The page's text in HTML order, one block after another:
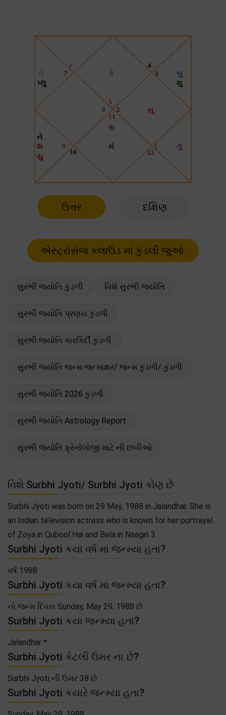
ઉત્તર દક્ષિણ
સુરભી જ્યોતિ કુંડળી વિશે સુરભી જ્યોતિ
સુરભી જ્યોતિ પ્રણય કુંડળી
સુરભી જ્યોતિ કારકિર્દી કુંડળી
સુરભી જ્યોતિ જન્મ જન્માક્ષર/ જન્મ કુંડળી/ કુંડળી
સુરભી જ્યોતિ 2026 કુંડળી
સુરભી જ્યોતિ Astrology Report
સુરભી જ્યોતિ ફ્રેનોલોજી માટે ની છબીઓ
વિશે Surbhi Jyoti/ Surbhi Jyoti કોણ છે
Surbhi Jyoti was born on 29 May, 1988 in Jalandhar. She is
an Indian television actress who is known for her portrayal
of Zoya in Qubool Hai and Bela in Naagin 3.
Surbhi Jyoti કયા વર્ષ માં જન્મ્યા હતા?
વર્ષ 1988
Surbhi Jyoti કયા વર્ષ માં જન્મ્યા હતા?
નો જન્મ દિવસ Sunday, May 29, 1988 છે.
Surbhi Jyoti કયા જન્મ્યા હતા?
Jalandhar *
Surbhi Jyoti કેટલી ઉમર ના છે?
Surbhi Jyoti ની ઉમર 38 છે.
Surbhi Jyoti કયારે જન્મ્યા હતા?